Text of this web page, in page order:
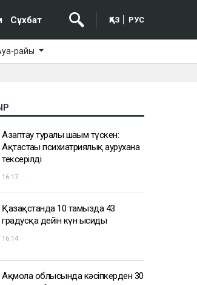
Сұхбат ҚАЗ РУС
райы
Азаптау туралы шағым түскен:
Ақтастағы психиатриялық аурухана
тексерілді
16:17
Қазақстанда 10 тамызда 43
градусқа дейін күн ысиды
16:14
Ақмола облысында кәсіпкерден 30